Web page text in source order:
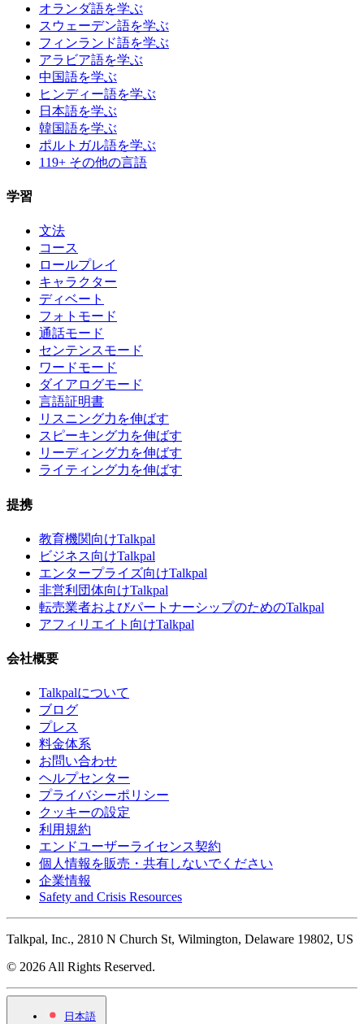
オランダ語を学ぶ
スウェーデン語を学ぶ
フィンランド語を学ぶ
アラビア語を学ぶ
中国語を学ぶ
ヒンディー語を学ぶ
日本語を学ぶ
韓国語を学ぶ
ポルトガル語を学ぶ
119+ その他の言語
学習
文法
コース
ロールプレイ
キャラクター
ディベート
フォトモード
通話モード
センテンスモード
ワードモード
ダイアログモード
言語証明書
リスニング力を伸ばす
スピーキング力を伸ばす
リーディング力を伸ばす
ライティング力を伸ばす
提携
教育機関向けTalkpal
ビジネス向けTalkpal
エンタープライズ向けTalkpal
非営利団体向けTalkpal
転売業者およびパートナーシップのためのTalkpal
アフィリエイト向けTalkpal
会社概要
Talkpalについて
ブログ
プレス
料金体系
お問い合わせ
ヘルプセンター
プライバシーポリシー
クッキーの設定
利用規約
エンドユーザーライセンス契約
個人情報を販売・共有しないでください
企業情報
Safety and Crisis Resources
Talkpal, Inc., 2810 N Church St, Wilmington, Delaware 19802, US
© 2026 All Rights Reserved.
日本語